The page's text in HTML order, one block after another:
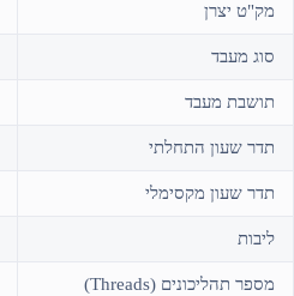
מק"ט יצרן
סוג מעבד
תושבת מעבד
תדר שעון התחלתי
תדר שעון מקסימלי
ליבות
מספר תהליכונים (Threads)